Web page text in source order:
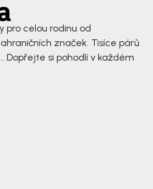
pro celou rodinu od
značek. Tisíce párů
Dopřejte si pohodlí v každém